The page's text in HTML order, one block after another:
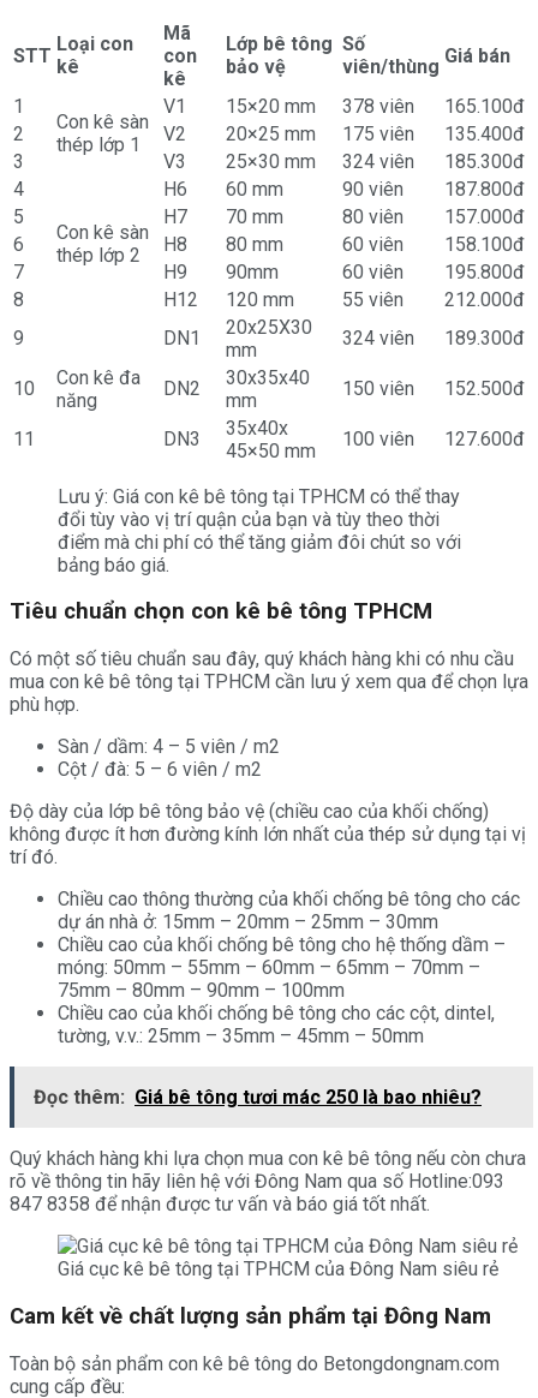
STT
Loại con
kê
Mã
con
kê
Lớp bê tông
bảo vệ
Số
viên/thùng Giá bán
1
Con kê sàn
thép lớp 1
V1 15×20 mm 378 viên
165.100đ
2
V2 20×25 mm 175 viên
135.400đ
3
V3 25×30 mm 324 viên
185.300đ
4
Con kê sàn
thép lớp 2
H6 60 mm 90 viên
187.800đ
5
H7 70 mm 80 viên
157.000đ
6
H8 80 mm 60 viên
158.100đ
7
H9 90mm 60 viên
195.800đ
8
H12 120 mm 55 viên
212.000đ
9
Con kê đa
năng
DN1
20x25X30
mm
324 viên 189.300đ
10 DN2
30x35x40
mm
150 viên 152.500đ
11 DN3
35x40x
45×50 mm
100 viên 127.600đ
Lưu ý: Giá con kê bê tông tại TPHCM có thể thay
đổi tùy vào vị trí quận của bạn và tùy theo thời
điểm mà chi phí có thể tăng giảm đôi chút so với
bảng báo giá.
Tiêu chuẩn chọn con kê bê tông TPHCM
Có một số tiêu chuẩn sau đây, quý khách hàng khi có nhu cầu
mua con kê bê tông tại TPHCM cần lưu ý xem qua để chọn lựa
phù hợp.
Sàn / dầm: 4 – 5 viên / m2
Cột / đà: 5 – 6 viên / m2
Độ dày của lớp bê tông bảo vệ (chiều cao của khối chống)
không được ít hơn đường kính lớn nhất của thép sử dụng tại vị
trí đó.
Chiều cao thông thường của khối chống bê tông cho các
dự án nhà ở: 15mm – 20mm – 25mm – 30mm
Chiều cao của khối chống bê tông cho hệ thống dầm –
móng: 50mm – 55mm – 60mm – 65mm – 70mm –
75mm – 80mm – 90mm – 100mm
Chiều cao của khối chống bê tông cho các cột, dintel,
tường, v.v.: 25mm – 35mm – 45mm – 50mm
Đọc thêm: Giá bê tông tươi mác 250 là bao nhiêu?
Quý khách hàng khi lựa chọn mua con kê bê tông nếu còn chưa
rõ về thông tin hãy liên hệ với Đông Nam qua số Hotline:093
847 8358 để nhận được tư vấn và báo giá tốt nhất.
Giá cục kê bê tông tại TPHCM của Đông Nam siêu rẻ
Cam kết về chất lượng sản phẩm tại Đông Nam
Toàn bộ sản phẩm con kê bê tông do Betongdongnam.com
cung cấp đều: